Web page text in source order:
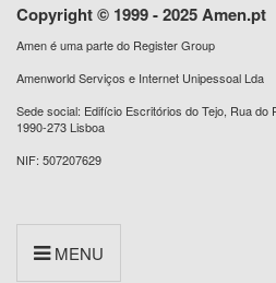
Copyright © 1999 - 2025 Amen.pt
Amen é uma parte do Register Group
Amenworld Serviços e Internet Unipessoal Lda
Sede social: Edifício Escritórios do Tejo, Rua do
1990-273 Lisboa
NIF: 507207629
MENU